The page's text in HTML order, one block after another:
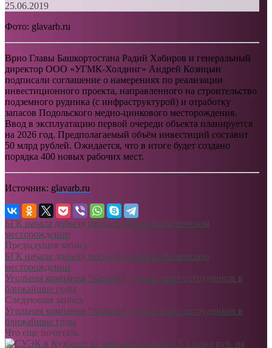
25.06.2019
Фото: glavarb.ru
Врио Главы Башкортостана Радий Хабиров и генеральный
директор ООО «УГМК-Холдинг» Андрей Козицын
подписали соглашение о намерениях по реализации
инвестиционного проекта, направленного на строительство
подземного рудника (с инфраструктурой) и отработку
запасов Подольского медно-цинкового месторождения.
Ввод в эксплуатацию первой очереди объекта планируется
на 2026 год. Предполагаемый объём инвестиций составит
50 млрд рублей. Ожидается, что в итоге будет создано
порядка 400 новых рабочих мест.
Источник: glavarb.ru
БГК начала добычу песка и гравия на Кеменском
месторождении
Предыдущая запись
БГК начала добычу песка и гравия на Кеменском
месторождении
Угольная компания "Колмар" удвоит штат сотрудников в
ближайшие годы
Следующая запись
Угольная компания "Колмар" удвоит штат сотрудников в
ближайшие годы
Что еще почитать